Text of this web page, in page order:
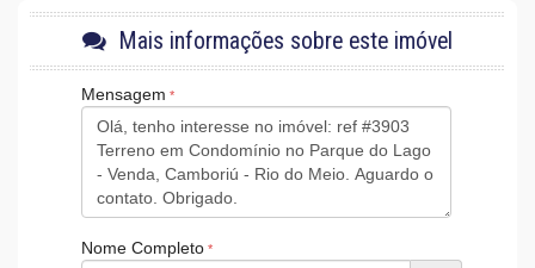
Mais informações sobre este imóvel
Mensagem
Nome Completo